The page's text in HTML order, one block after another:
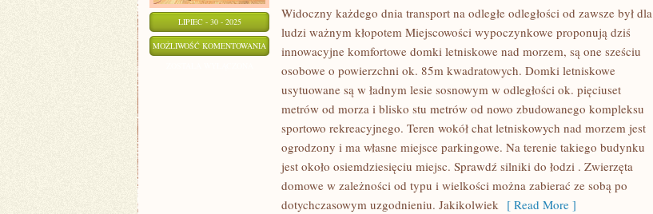
LIPIEC - 30 - 2025
MOŻLIWOŚĆ KOMENTOWANIA
ODLEGŁE
ODLEGŁOŚCI
ZAWSZE
LUDZI
Widoczny każdego dnia transport na odległe odległości od zawsze był dla
ludzi ważnym kłopotem Miejscowości wypoczynkowe proponują dziś
innowacyjne komfortowe domki letniskowe nad morzem, są one sześciu
osobowe o powierzchni ok. 85m kwadratowych. Domki letniskowe
usytuowane są w ładnym lesie sosnowym w odległości ok. pięciuset
metrów od morza i blisko stu metrów od nowo zbudowanego kompleksu
sportowo rekreacyjnego. Teren wokół chat letniskowych nad morzem jest
ogrodzony i ma własne miejsce parkingowe. Na terenie takiego budynku
jest około osiemdziesięciu miejsc. Sprawdź silniki do łodzi . Zwierzęta
domowe w zależności od typu i wielkości można zabierać ze sobą po
dotychczasowym uzgodnieniu. Jakikolwiek [ Read More ]